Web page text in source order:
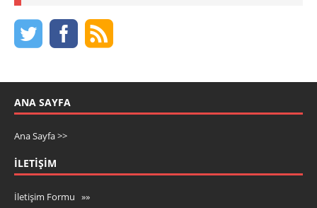
ANA SAYFA
Ana Sayfa >>
İLETIŞIM
İletişim Formu »»